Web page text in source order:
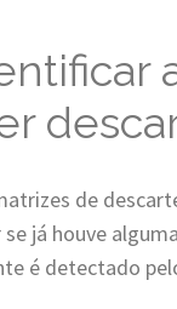
de
já houve
é detectado